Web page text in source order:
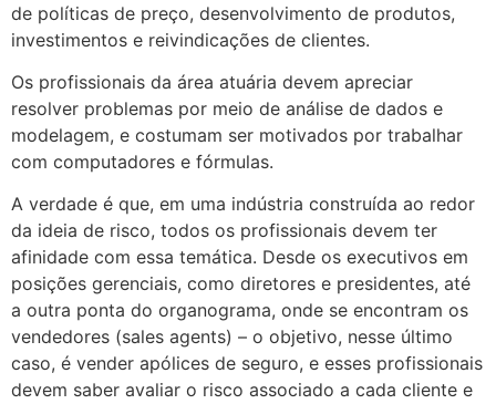
de políticas de preço, desenvolvimento de produtos,
investimentos e reivindicações de clientes.
Os profissionais da área atuária devem apreciar
resolver problemas por meio de análise de dados e
modelagem, e costumam ser motivados por trabalhar
com computadores e fórmulas.
A verdade é que, em uma indústria construída ao redor
da ideia de risco, todos os profissionais devem ter
afinidade com essa temática. Desde os executivos em
posições gerenciais, como diretores e presidentes, até
a outra ponta do organograma, onde se encontram os
vendedores (sales agents) – o objetivo, nesse último
caso, é vender apólices de seguro, e esses profissionais
devem saber avaliar o risco associado a cada cliente e